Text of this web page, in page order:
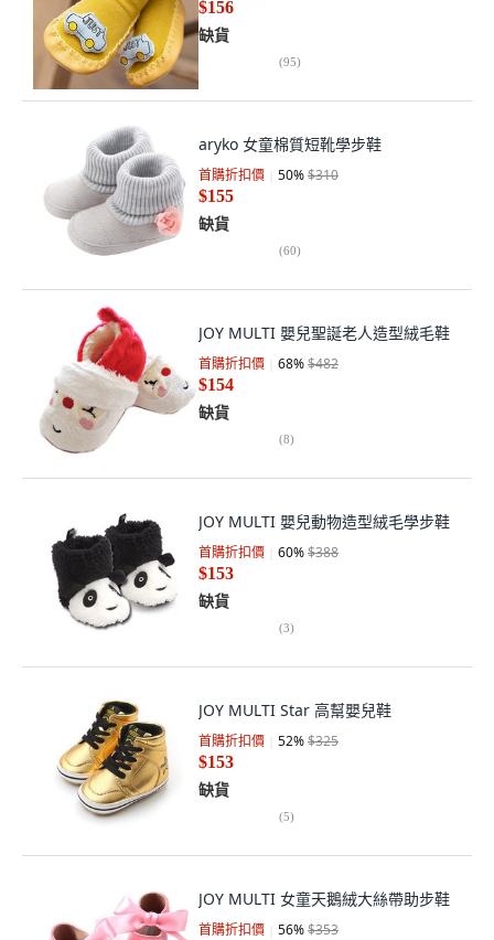
$156
缺貨
(95)
aryko 女童棉質短靴學步鞋
首購折扣價 50%$310
$155
缺貨
(60)
JOY MULTI 嬰兒聖誕老人造型絨毛鞋
首購折扣價 68%$482
$154
缺貨
(8)
JOY MULTI 嬰兒動物造型絨毛學步鞋
首購折扣價 60%$388
$153
缺貨
(3)
JOY MULTI Star 高幫嬰兒鞋
首購折扣價 52%$325
$153
缺貨
(5)
JOY MULTI 女童天鵝絨大絲帶助步鞋
首購折扣價 56%$353